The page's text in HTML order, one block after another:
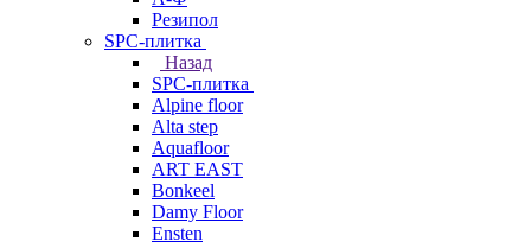
Резипол
SPC-плитка
Назад
SPC-плитка
Alpine floor
Alta step
Aquafloor
ART EAST
Bonkeel
Damy Floor
Ensten